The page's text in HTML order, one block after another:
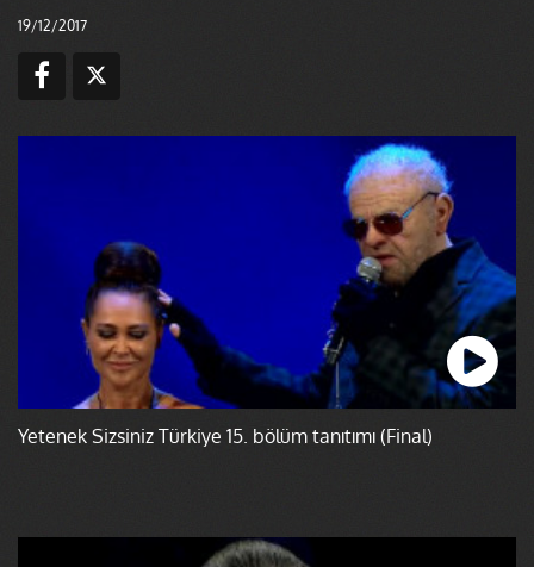
19/12/2017
Yetenek Sizsiniz Türkiye 15. bölüm tanıtımı (Final)